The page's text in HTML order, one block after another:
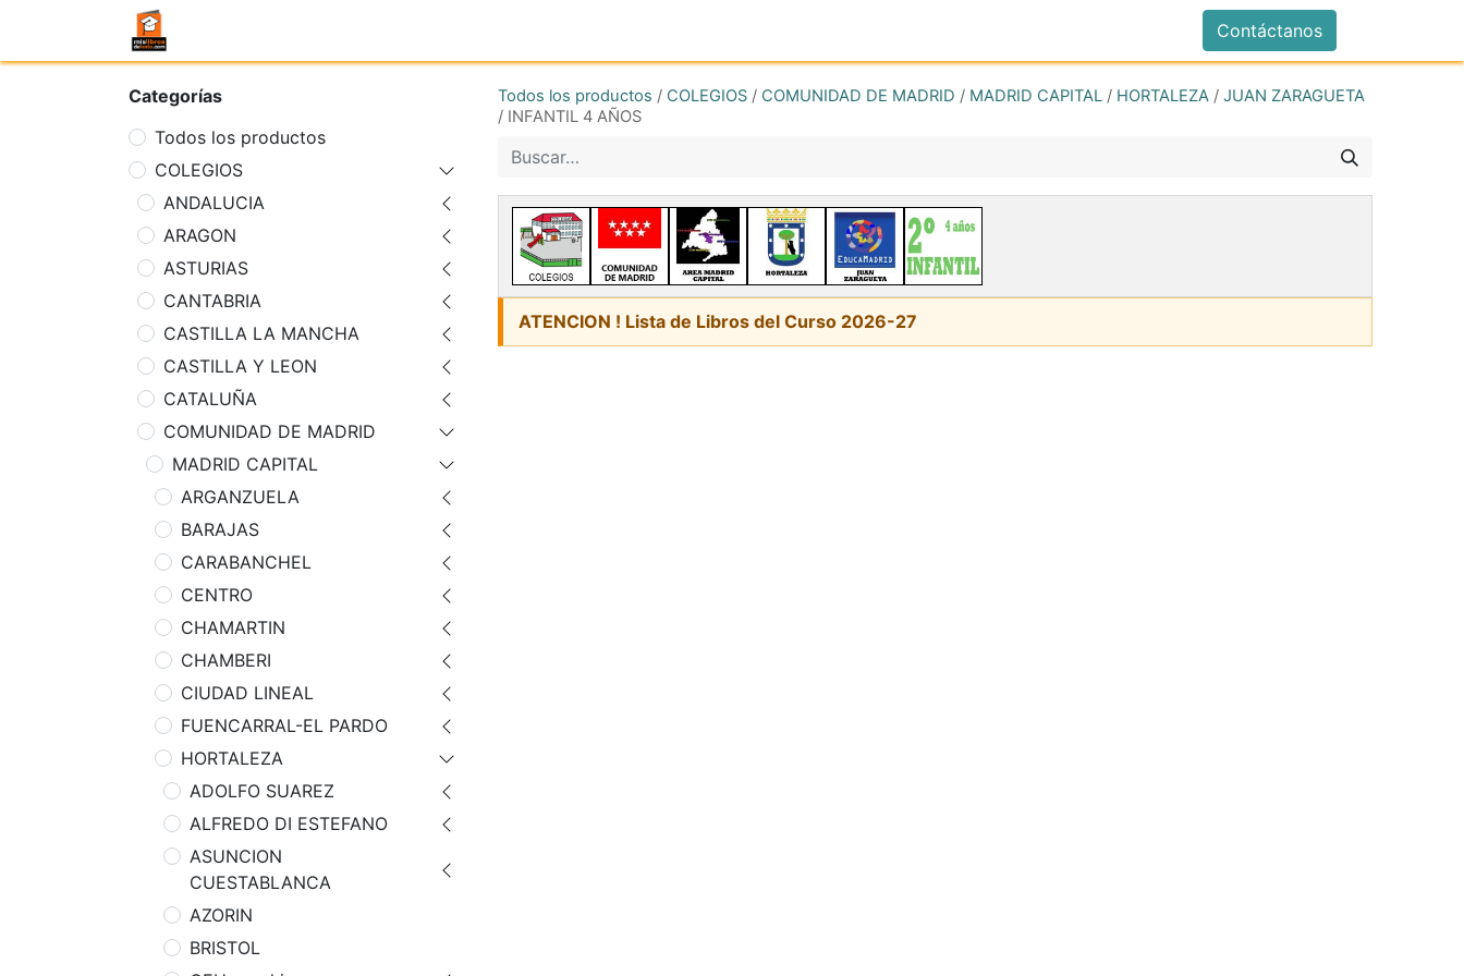
Contáctanos
Categorías
Todos los productos
COLEGIOS
ANDALUCIA
ARAGON
ASTURIAS
CANTABRIA
CASTILLA LA MANCHA
CASTILLA Y LEON
CATALUÑA
COMUNIDAD DE MADRID
MADRID CAPITAL
ARGANZUELA
BARAJAS
CARABANCHEL
CENTRO
CHAMARTIN
CHAMBERI
CIUDAD LINEAL
FUENCARRAL-EL PARDO
HORTALEZA
ADOLFO SUAREZ
ALFREDO DI ESTEFANO
ASUNCION
CUESTABLANCA
AZORIN
BRISTOL
Todos los productos / COLEGIOS / COMUNIDAD DE MADRID / MADRID CAPITAL / HORTALEZA / JUAN ZARAGUETA
/ INFANTIL 4 AÑOS
ATENCION ! Lista de Libros del Curso 2026-27